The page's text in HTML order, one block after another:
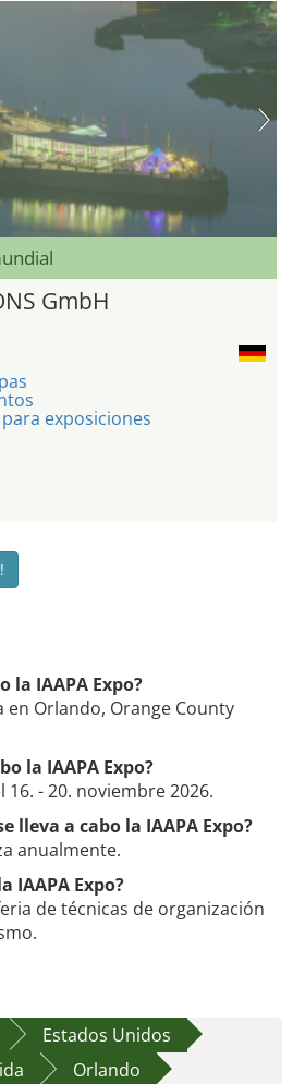
GmbH
exposiciones
la IAAPA Expo?
en Orlando, Orange County
la IAAPA Expo?
16. - 20. noviembre 2026.
lleva a cabo la IAAPA Expo?
anualmente.
IAAPA Expo?
de técnicas de organización
Estados Unidos
Orlando